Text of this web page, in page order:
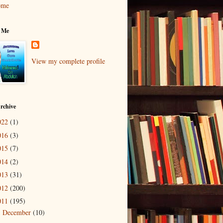
View my complete profile
(1)
(3)
(7)
(2)
(31)
(200)
(195)
December (10)